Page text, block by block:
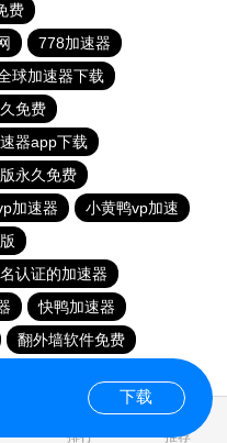
费
778加速器
球加速器下载
免费
器app下载
永久免费
加速器
小黄鸭vp加速
认证的加速器
快鸭加速器
翻外墙软件免费
排行 推荐
下载
0.018501s